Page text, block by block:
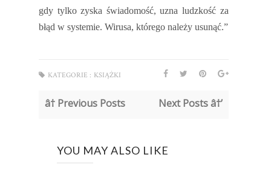
gdy tylko zyska świadomość, uzna ludzkość za
błąd w systemie. Wirusa, którego należy usunąć.”
KATEGORIE : KSIĄŻKI
â† Previous Posts Next Posts â†’
YOU MAY ALSO LIKE